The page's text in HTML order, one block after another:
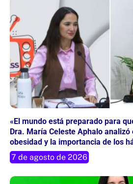
«El mundo está preparado para
Dra. María Celeste Aphalo analizó
obesidad y la importancia de los
7 de agosto de 2026